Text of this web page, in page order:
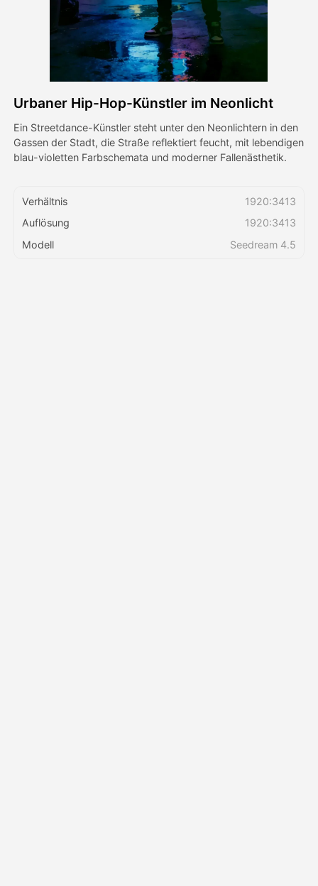
Weitere Instrumente
Alle Vorlagen anzeigen
Galerie
Preise
Urbaner Hip-Hop-Künstler im Neonlicht
Ein Streetdance-Künstler steht unter den Neonlichtern in den
Gassen der Stadt, die Straße reflektiert feucht, mit lebendigen
blau-violetten Farbschemata und moderner Fallenästhetik.
Verhältnis
1920:3413
Auflösung
1920:3413
Modell
Seedream 4.5